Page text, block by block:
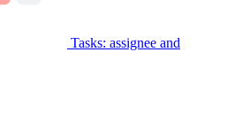
Tasks: assignee and